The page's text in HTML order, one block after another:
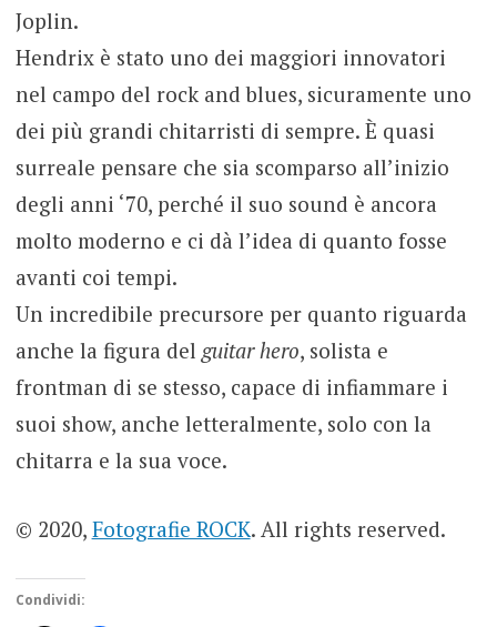
Joplin.
Hendrix è stato uno dei maggiori innovatori
nel campo del rock and blues, sicuramente uno
dei più grandi chitarristi di sempre. È quasi
surreale pensare che sia scomparso all’inizio
degli anni ‘70, perché il suo sound è ancora
molto moderno e ci dà l’idea di quanto fosse
avanti coi tempi.
Un incredibile precursore per quanto riguarda
anche la figura del guitar hero, solista e
frontman di se stesso, capace di infiammare i
suoi show, anche letteralmente, solo con la
chitarra e la sua voce.
© 2020, Fotografie ROCK. All rights reserved.
Condividi: